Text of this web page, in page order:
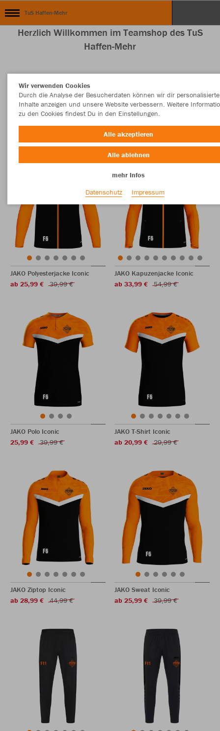
TuS Haffen-Mehr
Herzlich Willkommen im Teamshop des TuS
Haffen-Mehr
Nachhaltig Farbe
JAKO Polyesterjacke Iconic
ab 25,99 €
39,99 €
JAKO Kapuzenjacke Iconic
ab 33,99 €
54,99 €
JAKO Polo Iconic
25,99 €
39,99 €
JAKO T-Shirt Iconic
ab 20,99 €
29,99 €
JAKO Ziptop Iconic
ab 28,99 €
44,99 €
JAKO Sweat Iconic
ab 25,99 €
39,99 €
Wir verwenden Cookies
Durch die Analyse der Besucherdaten können wir dir personalisierte
Inhalte anzeigen und unsere Website verbessern. Weitere
zu den Cookies findest Du in den Einstellungen.
Alle akzeptieren
Alle ablehnen
mehr Infos
Datenschutz
Impressum